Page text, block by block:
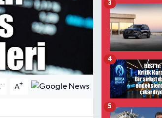
- A+
3
4
5